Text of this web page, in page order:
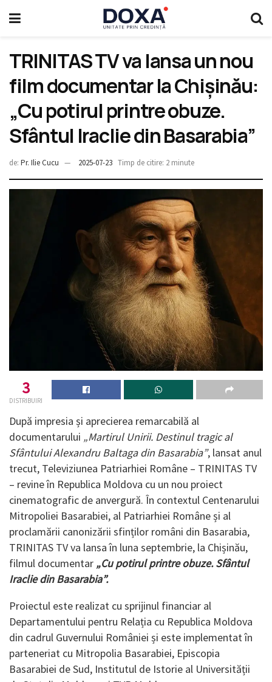
TRINITAS TV va lansa un nou
film documentar la Chișinău:
„Cu potirul printre obuze.
Sfântul Iraclie din Basarabia”
de: Pr. Ilie Cucu 2025-07-23 Timp de citire: 2 minute
3
DISTRIBUIRI
După impresia și aprecierea remarcabilă al
documentarului „Martirul Unirii. Destinul tragic al
Sfântului Alexandru Baltaga din Basarabia”, lansat anul
trecut, Televiziunea Patriarhiei Române – TRINITAS TV
– revine în Republica Moldova cu un nou proiect
cinematografic de anvergură. În contextul Centenarului
Mitropoliei Basarabiei, al Patriarhiei Române și al
proclamării canonizării sfinților români din Basarabia,
TRINITAS TV va lansa în luna septembrie, la Chișinău,
filmul documentar „Cu potirul printre obuze. Sfântul
Iraclie din Basarabia”.
Proiectul este realizat cu sprijinul financiar al
Departamentului pentru Relația cu Republica Moldova
din cadrul Guvernului României și este implementat în
parteneriat cu Mitropolia Basarabiei, Episcopia
Basarabiei de Sud, Institutul de Istorie al Universității